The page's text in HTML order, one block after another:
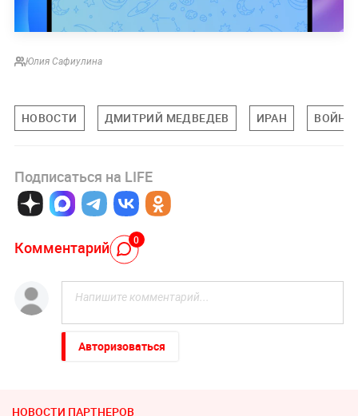
Юлия Сафиулина
НОВОСТИ ДМИТРИЙ МЕДВЕДЕВ ИРАН ВОЙНА
Подписаться на LIFE
Комментарий 0
Авторизоваться
НОВОСТИ ПАРТНЕРОВ